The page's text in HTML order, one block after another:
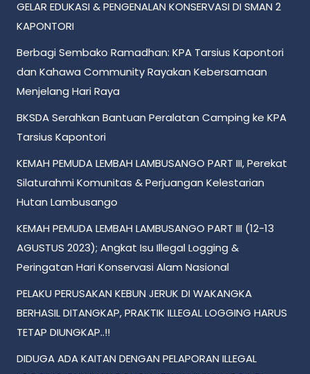
GELAR EDUKASI & PENGENALAN KONSERVASI DI SMAN 2
KAPONTORI
Berbagi Sembako Ramadhan: KPA Tarsius Kapontori
dan Kahawa Community Rayakan Kebersamaan
Menjelang Hari Raya
BKSDA Serahkan Bantuan Peralatan Camping ke KPA
Tarsius Kapontori
KEMAH PEMUDA LEMBAH LAMBUSANGO PART III, Perekat
Silaturahmi Komunitas & Perjuangan Kelestarian
Hutan Lambusango
KEMAH PEMUDA LEMBAH LAMBUSANGO PART III (12-13
AGUSTUS 2023); Angkat Isu Illegal Logging &
Peringatan Hari Konservasi Alam Nasional
PELAKU PERUSAKAN KEBUN JERUK DI WAKANGKA
BERHASIL DITANGKAP, PRAKTIK ILLEGAL LOGGING HARUS
TETAP DIUNGKAP..!!
DIDUGA ADA KAITAN DENGAN PELAPORAN ILLEGAL